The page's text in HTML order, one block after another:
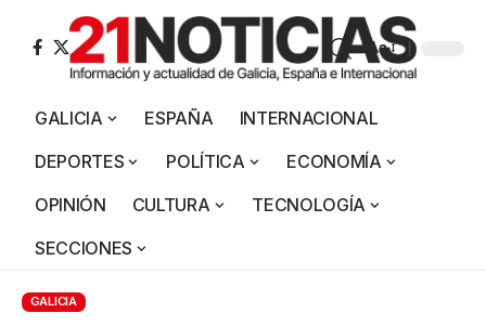
Aa
GALICIA ESPAÑA
INTERNACIONAL
DEPORTES
POLÍTICA
ECONOMÍA
OPINIÓN
CULTURA
TECNOLOGÍA
SECCIONES
GALICIA